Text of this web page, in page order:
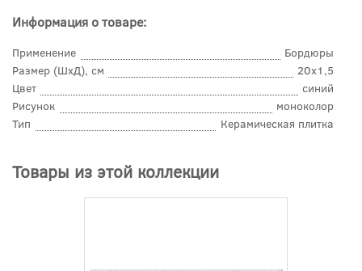
Информация о товаре:
Применение
Бордюры
Размер (ШхД), см
20x1,5
Цвет
синий
Рисунок
моноколор
Тип
Керамическая плитка
Товары из этой коллекции